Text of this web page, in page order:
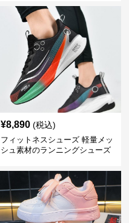
¥8,890 (税込)
フィットネスシューズ 軽量メッ
シュ素材のランニングシューズ